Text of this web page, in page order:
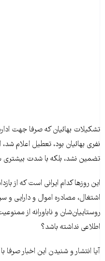
نفری بهائیان بود، تعطیل اعلام
تضمین نشد، بلکه با شدت
این روزها کدام ایرانی است که
اشتغال، مصادره اموال و دارایی و
روستاییان‌شان و ناباورانه از
اطلاعی نداشته باشد؟
آیا انتشار و شنیدن این اخبار